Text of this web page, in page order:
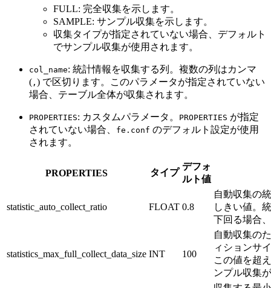
FULL: 完全収集を示します。
SAMPLE: サンプル収集を示します。
収集タイプが指定されていない場合、デフォルト
でサンプル収集が使用されます。
col_name: 統計情報を収集する列。複数の列はカンマ
( , ) で区切ります。このパラメータが指定されていない
場合、テーブル全体が収集されます。
PROPERTIES: カスタムパラメータ。 PROPERTIES が指定
されていない場合、
fe.conf のデフォルト設定が使用
されます。
PROPERTIES タイプ
デフォ
ルト値
statistic_auto_collect_ratio FLOAT 0.8
自動収集の
しきい値。
下回る場合
statistics_max_full_collect_data_size INT 100
自動収集の
ィションサ
この値を超
ンプル収集